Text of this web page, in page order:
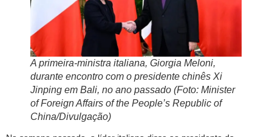
A primeira-ministra italiana, Giorgia Meloni,
durante encontro com o presidente chinês Xi
Jinping em Bali, no ano passado (Foto: Minister
of Foreign Affairs of the People’s Republic of
China/Divulgação)